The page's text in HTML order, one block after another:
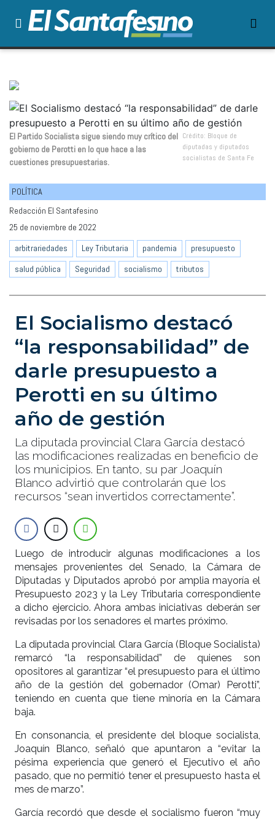
El Partido Socialista sigue siendo muy crítico del
gobierno de Perotti en lo que hace a las
cuestiones presupuestarias.
Crédito: Bloque de
diputadas y diputados
socialistas de Santa Fe
POLÍTICA
Redacción El Santafesino
25 de noviembre de 2022
arbitrariedades
Ley Tributaria pandemia
presupuesto
salud pública
Seguridad socialismo tributos
El Socialismo destacó
“la responsabilidad” de
darle presupuesto a
Perotti en su último
año de gestión
La diputada provincial Clara García destacó
las modificaciones realizadas en beneficio de
los municipios. En tanto, su par Joaquín
Blanco advirtió que controlarán que los
recursos “sean invertidos correctamente”.
Luego de introducir algunas modificaciones a los
mensajes provenientes del Senado, la Cámara de
Diputadas y Diputados aprobó por amplia mayoría el
Presupuesto 2023 y la Ley Tributaria correspondiente
a dicho ejercicio. Ahora ambas iniciativas deberán ser
revisadas por los senadores el martes próximo.
La diputada provincial Clara García (Bloque Socialista)
remarcó “la responsabilidad” de quienes son
opositores al garantizar “el presupuesto para el último
año de la gestión del gobernador (Omar) Perotti”,
teniendo en cuenta que tiene minoría en la Cámara
baja.
En consonancia, el presidente del bloque socialista,
Joaquín Blanco, señaló que apuntaron a “evitar la
pésima experiencia que generó el Ejecutivo el año
pasado, que no permitió tener el presupuesto hasta el
mes de marzo”.
García recordó que desde el socialismo fueron “muy